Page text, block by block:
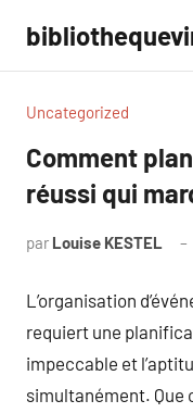
contenu
Uncategorized
Comment
réussi qui
par Louise KESTEL
L’organisation
requiert une
impeccable et
simultanément. Que